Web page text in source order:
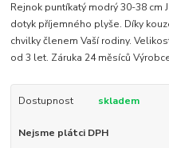
Rejnok puntíkatý modrý 30-38 cm
dotyk příjemného plyše. Díky
chvilky členem Vaší rodiny.
od 3 let. Záruka 24 měsíců
Dostupnost skladem
Nejsme plátci DPH